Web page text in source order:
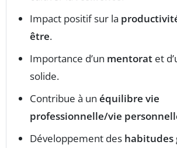
Impact positif sur la
être.
Importance d’un mentorat et
solide.
Contribue à un équilibre vie
professionnelle/vie
Développement des habitudes